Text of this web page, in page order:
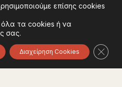
επίσης cookies
τα cookies ή να
σας.
Διαχείρηση Cookies